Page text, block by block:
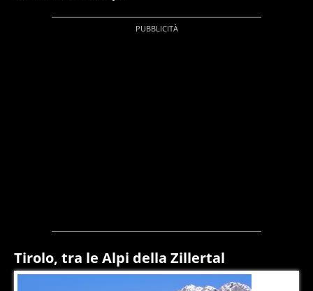
Tirolo, tra le Alpi della Zillertal